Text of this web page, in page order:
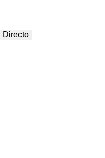
Directo